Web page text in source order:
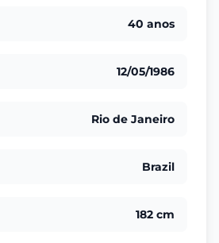
40 anos
12/05/1986
Rio de Janeiro
Brazil
182 cm